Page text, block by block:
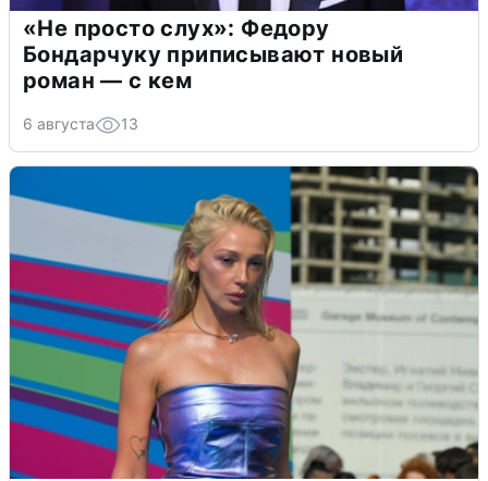
«Не просто слух»: Федору
Бондарчуку приписывают новый
роман — с кем
6 августа 13